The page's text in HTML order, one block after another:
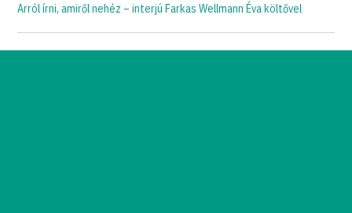
Arról írni, amiről nehéz – interjú Farkas Wellmann Éva költővel